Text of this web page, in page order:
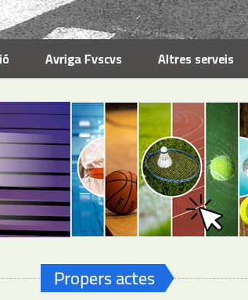
Avriga Fvscvs Altres serveis
Propers actes